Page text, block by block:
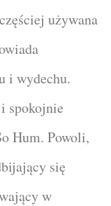
używana
i wydechu.
spokojnie
Hum. Powoli,
się
w